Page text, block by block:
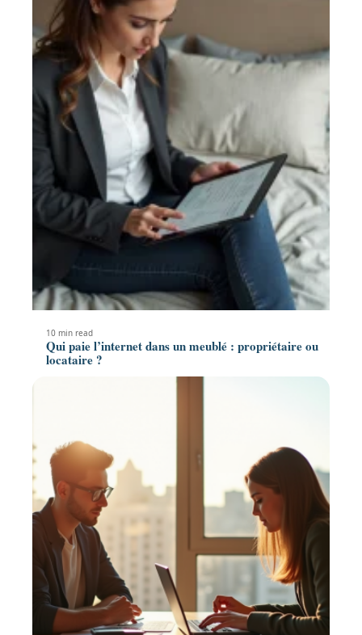
10 min read
Qui paie l’internet dans un meublé : propriétaire ou
locataire ?